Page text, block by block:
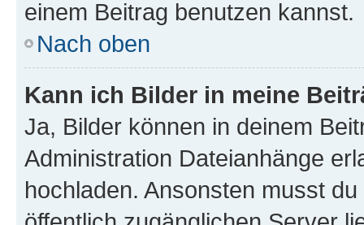
einem Beitrag benutzen kannst.
Nach oben
Kann ich Bilder in meine
Ja, Bilder können in deinem
Administration Dateianhänge
hochladen. Ansonsten musst